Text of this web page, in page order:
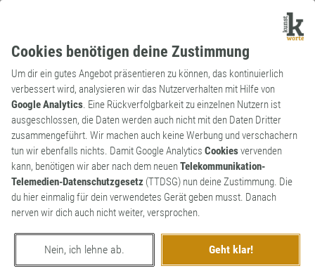
Cookies benötigen deine Zustimmung
Um dir ein gutes Angebot präsentieren zu können, das kontinuierlich
verbessert wird, analysieren wir das Nutzerverhalten mit Hilfe von
Google Analytics. Eine Rückverfolgbarkeit zu einzelnen Nutzern ist
ausgeschlossen, die Daten werden auch nicht mit den Daten Dritter
zusammengeführt. Wir machen auch keine Werbung und verschachern
tun wir ebenfalls nichts. Damit Google Analytics Cookiesvervenden
kann, benötigen wir aber nach dem neuenTelekommunikation-
Telemedien-Datenschutzgesetz (TTDSG) nun deine Zustimmung. Die
du hier einmalig für dein verwendetes Gerät geben musst. Danach
nerven wir dich auch nicht weiter, versprochen.
Nein, ich lehne ab. Geht klar!
Kunstwort
Substantiv
Binso
Fahrer eines PKWs mit dem kreativen
Binger Wunschkennzeichen BIN SO, das
man im Landkreis Mainz-Bingen an jeder
Geschicht: Wenn alle etwas nachahmen,
was irgendeiner mal witzig fand, wird es